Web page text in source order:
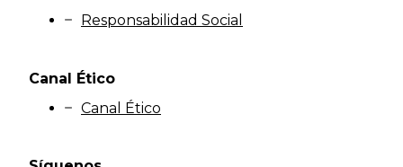
Responsabilidad Social
Canal Ético
Canal Ético